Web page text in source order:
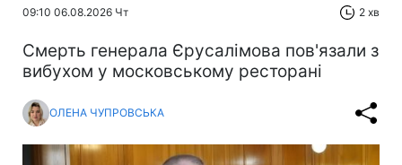
09:10 06.08.2026 Чт 2 хв
Смерть генерала Єрусалімова пов'язали з
вибухом у московському ресторані
ОЛЕНА ЧУПРОВСЬКА